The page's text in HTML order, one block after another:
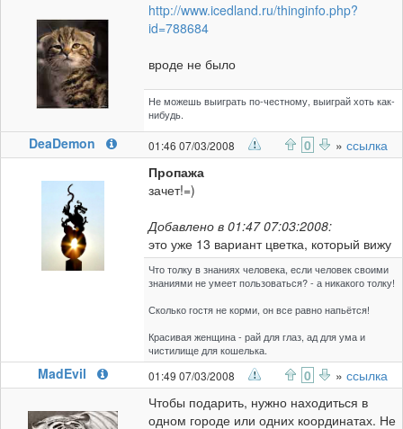
http://www.icedland.ru/thinginfo.php?
id=788684
вроде не было
Не можешь выиграть по-честному, выиграй хоть как-
нибудь.
DeaDemon 01:46 07/03/2008 0 » ссылка
Пропажа
зачет!=)
Добавлено в 01:47 07:03:2008:
это уже 13 вариант цветка, который вижу
Что толку в знаниях человека, если человек своими
знаниями не умеет пользоваться? - а никакого толку!
Сколько гостя не корми, он все равно напьётся!
Красивая женщина - рай для глаз, ад для ума и
чистилище для кошелька.
MadEvil 01:49 07/03/2008 0 » ссылка
Чтобы подарить, нужно находиться в
одном городе или одних координатах. Не